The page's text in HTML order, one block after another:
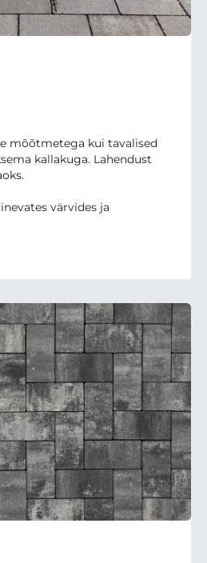
mõõtmetega kui tavalised
kallakuga. Lahendust
värvides ja